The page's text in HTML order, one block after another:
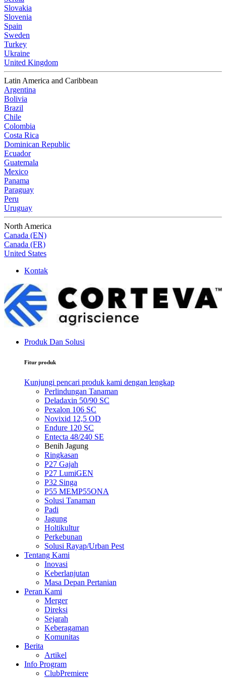
Slovakia
Slovenia
Spain
Sweden
Turkey
Ukraine
United Kingdom
Latin America and Caribbean
Argentina
Bolivia
Brazil
Chile
Colombia
Costa Rica
Dominican Republic
Ecuador
Guatemala
Mexico
Panama
Paraguay
Peru
Uruguay
North America
Canada (EN)
Canada (FR)
United States
Kontak
Produk Dan Solusi
Fitur produk
Kunjungi pencari produk kami dengan lengkap
Perlindungan Tanaman
Deladaxin 50/90 SC
Pexalon 106 SC
Novixid 12,5 OD
Endure 120 SC
Entecta 48/240 SE
Benih Jagung
Ringkasan
P27 Gajah
P27 LumiGEN
P32 Singa
P55 MEMP55ONA
Solusi Tanaman
Padi
Jagung
Holtikultur
Perkebunan
Solusi Rayap/Urban Pest
Tentang Kami
Inovasi
Keberlanjutan
Masa Depan Pertanian
Peran Kami
Merger
Direksi
Sejarah
Keberagaman
Komunitas
Berita
Artikel
Info Program
ClubPremiere